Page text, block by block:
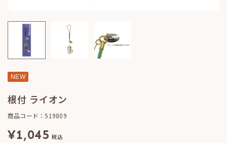
NEW
根付 ライオン
商品コード：519809
¥1,045 税込